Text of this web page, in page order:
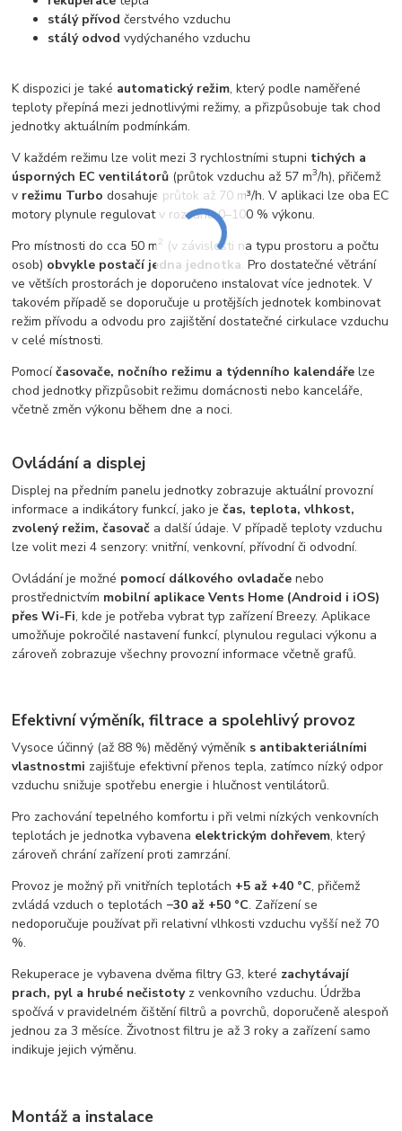
stálý přívod čerstvého vzduchu
stálý odvod vydýchaného vzduchu
K dispozici je také automatický režim, který podle naměřené
teploty přepíná mezi jednotlivými režimy, a přizpůsobuje tak chod
jednotky aktuálním podmínkám.
V každém režimu lze volit mezi 3 rychlostními stupni tichých a
úsporných EC ventilátorů (průtok vzduchu až 57 m3/h), přičemž
v režimu Turbo dosahuje průtok až 70 m³/h. V aplikaci lze oba EC
motory plynule regulovat v rozsahu 0–100 % výkonu.
Pro místnosti do cca 50 m2 (v závislosti na typu prostoru a počtu
osob) obvykle postačí jedna jednotka. Pro dostatečné větrání
ve větších prostorách je doporučeno instalovat více jednotek. V
takovém případě se doporučuje u protějších jednotek kombinovat
režim přívodu a odvodu pro zajištění dostatečné cirkulace vzduchu
v celé místnosti.
Pomocíčasovače, nočního režimu a týdenního kalendáře lze
chod jednotky přizpůsobit režimu domácnosti nebo kanceláře,
včetně změn výkonu během dne a noci.
Ovládání a displej
Displej na předním panelu jednotky zobrazuje aktuální provozní
informace a indikátory funkcí, jako ječas, teplota, vlhkost,
zvolený režim, časovač a další údaje. V případě teploty vzduchu
lze volit mezi 4 senzory: vnitřní, venkovní, přívodní či odvodní.
Ovládání je možné pomocí dálkového ovladače nebo
prostřednictvím mobilní aplikace Vents Home (Android i iOS)
přes Wi-Fi, kde je potřeba vybrat typ zařízení Breezy. Aplikace
umožňuje pokročilé nastavení funkcí, plynulou regulaci výkonu a
zároveň zobrazuje všechny provozní informace včetně grafů.
Efektivní výměník, filtrace a spolehlivý provoz
Vysoce účinný (až 88 %) měděný výměník s antibakteriálními
vlastnostmi zajišťuje efektivní přenos tepla, zatímco nízký odpor
vzduchu snižuje spotřebu energie i hlučnost ventilátorů.
Pro zachování tepelného komfortu i při velmi nízkých venkovních
teplotách je jednotka vybavena elektrickým dohřevem, který
zároveň chrání zařízení proti zamrzání.
Provoz je možný při vnitřních teplotách +5 až +40 °C, přičemž
zvládá vzduch o teplotách −30 až +50 °C. Zařízení se
nedoporučuje používat při relativní vlhkosti vzduchu vyšší než 70
%.
Rekuperace je vybavena dvěma filtry G3, které zachytávají
prach, pyl a hrubé nečistotyz venkovního vzduchu. Údržba
spočívá v pravidelném čištění filtrů a povrchů, doporučeně alespoň
jednou za 3 měsíce. Životnost filtru je až 3 roky a zařízení samo
indikuje jejich výměnu.
Montáž a instalace